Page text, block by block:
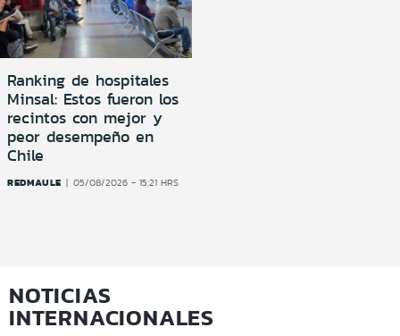
Ranking de hospitales
Minsal: Estos fueron los
recintos con mejor y
peor desempeño en
Chile
REDMAULE 05/08/2026 - 15:21 HRS
NOTICIAS
INTERNACIONALES